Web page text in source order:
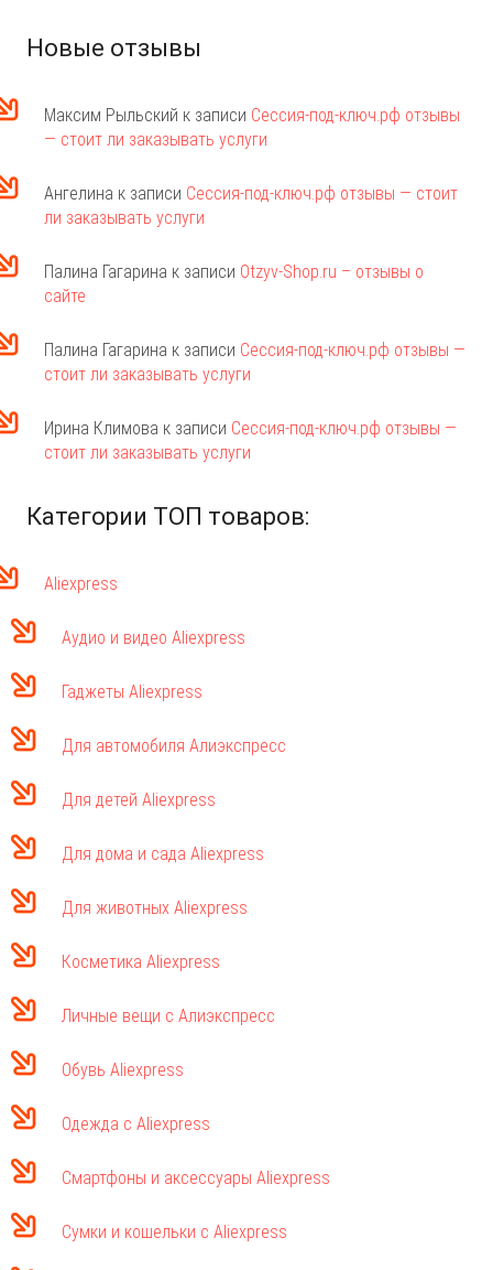
Новые отзывы
Максим Рыльский к записи Сессия-под-ключ.рф отзывы
— стоит ли заказывать услуги
Ангелина к записи Сессия-под-ключ.рф отзывы — стоит
ли заказывать услуги
Палина Гагарина к записи Otzyv-Shop.ru – отзывы о
сайте
Палина Гагарина к записи Сессия-под-ключ.рф отзывы —
стоит ли заказывать услуги
Ирина Климова к записи Сессия-под-ключ.рф отзывы —
стоит ли заказывать услуги
Категории ТОП товаров:
Aliexpress
Аудио и видео Aliexpress
Гаджеты Aliexpress
Для автомобиля Алиэкспресс
Для детей Aliexpress
Для дома и сада Aliexpress
Для животных Aliexpress
Косметика Aliexpress
Личные вещи с Алиэкспресс
Обувь Aliexpress
Одежда с Aliexpress
Смартфоны и аксессуары Aliexpress
Сумки и кошельки с Aliexpress